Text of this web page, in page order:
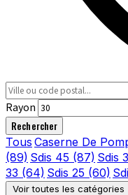
Rayon
Rechercher
Tous Caserne De
(89) Sdis 45 (87) Sdis
33 (64) Sdis 25 (60)
Voir toutes les catégories